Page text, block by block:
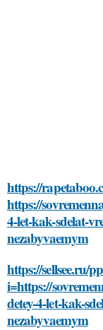
https://
https://
4-let-kak-sdelat-
nezabyvaemym
https://sellsee.ru/
i=https://
detey-4-let-kak-
nezabyvaemym